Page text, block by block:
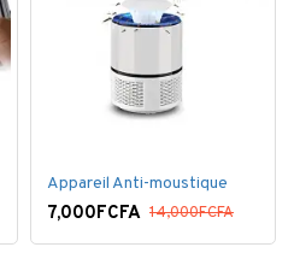
Appareil Anti-moustique
7,000FCFA 14,000FCFA